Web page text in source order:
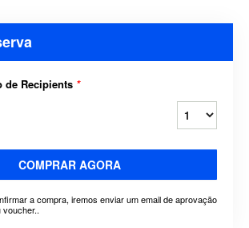
de Recipients *
COMPRAR AGORA
a compra, iremos enviar um email de aprovação
voucher..